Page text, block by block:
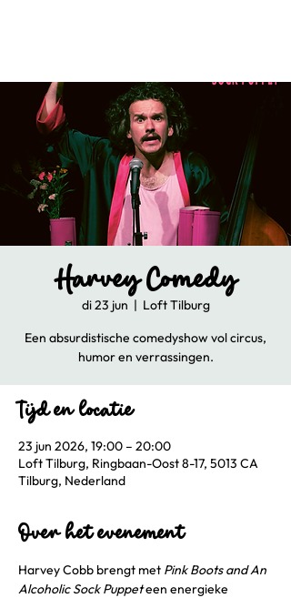
Harvey Comedy
di 23 jun
  |
Loft Tilburg
Een absurdistische comedyshow vol circus,
humor en verrassingen.
Tijd en locatie
23 jun 2026, 19:00 – 20:00
Loft Tilburg, Ringbaan-Oost 8-17, 5013 CA
Tilburg, Nederland
Over het evenement
Harvey Cobb brengt met Pink Boots and An
Alcoholic Sock Puppet een energieke